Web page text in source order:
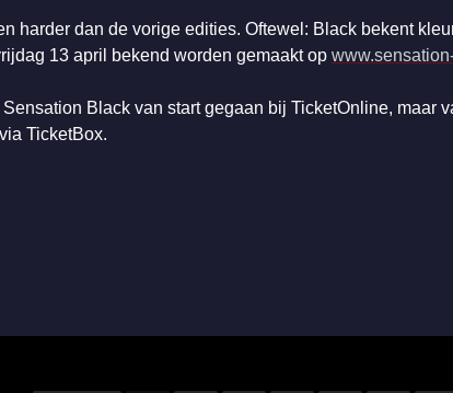
harder dan de vorige edities. Oftewel: Black bekent
13 april bekend worden gemaakt op
Black van start gegaan bij TicketOnline, maar
TicketBox.